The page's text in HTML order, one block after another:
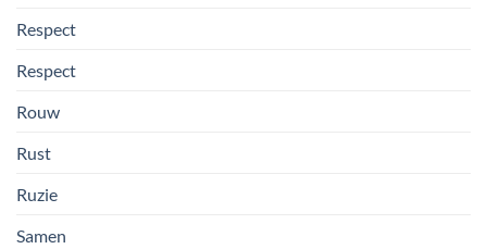
Respect
Respect
Rouw
Rust
Ruzie
Samen